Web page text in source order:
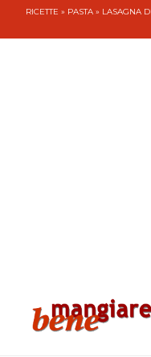
RICETTE » PASTA » LASAGNA